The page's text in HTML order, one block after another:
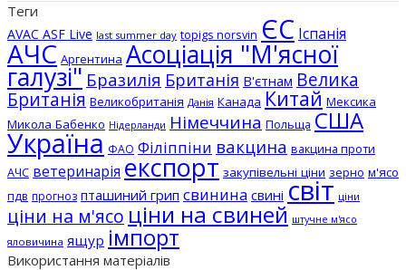
Теги
AVAC ASF Live last summer day topigs norsvin ЄС Іспанія
АЧС Аргентина Асоціація "М'ясної
галузі" Бразилія Британія В'єтнам Велика
Британія Великобританія Данія Канада Китай Мексика
Микола Бабенко Нідерланди Німеччина Польща США
Україна ФАО Філіппіни вакцина вакцина проти
АЧС ветеринарія експорт закупівельні ціни зерно м'ясо
пдв прогноз пташиний грип свинина свині світ ціни
ціни на м'ясо ціни на свиней штучне м'ясо
яловичина ящур імпорт
Використання матеріалів